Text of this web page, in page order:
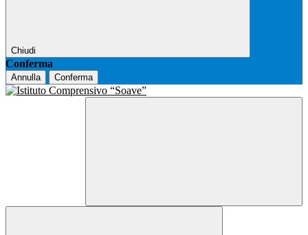
Chiudi
Conferma
Annulla Conferma